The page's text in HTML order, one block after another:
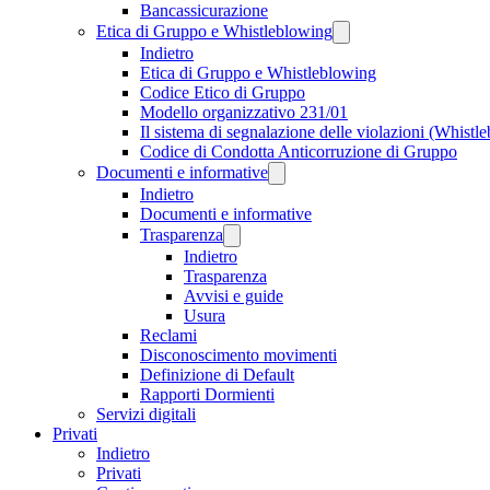
Bancassicurazione
Etica di Gruppo e Whistleblowing
Indietro
Etica di Gruppo e Whistleblowing
Codice Etico di Gruppo
Modello organizzativo 231/01
Il sistema di segnalazione delle violazioni
Codice di Condotta Anticorruzione di Gruppo
Documenti e informative
Indietro
Documenti e informative
Trasparenza
Indietro
Trasparenza
Avvisi e guide
Usura
Reclami
Disconoscimento movimenti
Definizione di Default
Rapporti Dormienti
Servizi digitali
Privati
Indietro
Privati